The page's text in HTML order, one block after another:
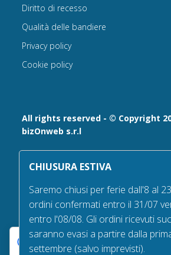
All rights reserved - © Copyright
bizOnweb s.r.l
Via Fratelli Bandiera 18, 25122 -
P.IVA 02232630984 - Iscrizione presso
n° REA 432569 Capitale sociale
Tel +39.030 6394506
PECbizonweb@mailcertiﬁcatapec.it
Diritto di recesso
Qualità delle bandiere
Privacy policy
Cookie policy
CHIUSURA ESTIVA
Saremo chiusi per ferie dall'8 al
ordini confermati entro il 31/07
entro l'08/08. Gli ordini ricevuti
saranno evasi a partire dalla
settembre (salvo imprevisti).
Le tue preferenze relative